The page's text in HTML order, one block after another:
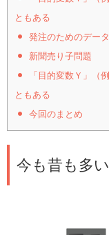
ともある
発注のためのデー
新聞売り子問題
「目的変数Ｙ」（
ともある
今回のまとめ
今も昔も多